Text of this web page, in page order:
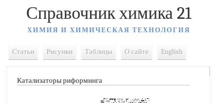
Справочник химика 21
ХИМИЯ И ХИМИЧЕСКАЯ ТЕХНОЛОГИЯ
Статьи Рисунки Таблицы О сайте English
Катализаторы риформинга